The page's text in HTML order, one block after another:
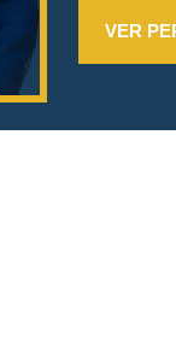
VER